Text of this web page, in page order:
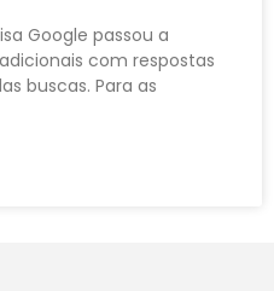
Google passou a
com respostas
buscas. Para as